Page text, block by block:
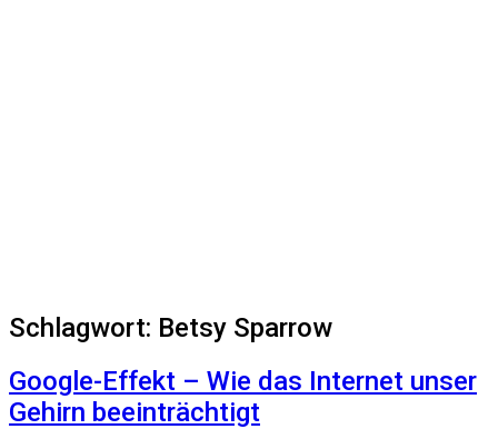
Schlagwort: Betsy Sparrow
Google-Effekt – Wie das Internet unser
Gehirn beeinträchtigt